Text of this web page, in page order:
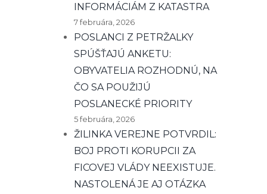
INFORMÁCIÁM Z KATASTRA
7 februára, 2026
POSLANCI Z PETRŽALKY
SPÚŠŤAJÚ ANKETU:
OBYVATELIA ROZHODNÚ, NA
ČO SA POUŽIJÚ
POSLANECKÉ PRIORITY
5 februára, 2026
ŽILINKA VEREJNE POTVRDIL:
BOJ PROTI KORUPCII ZA
FICOVEJ VLÁDY NEEXISTUJE.
NASTOLENÁ JE AJ OTÁZKA